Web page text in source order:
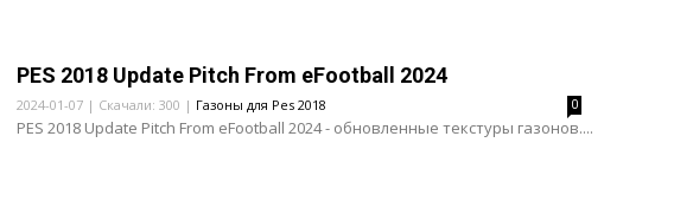
PES 2018 Update Pitch From eFootball 2024
2024-01-07 | Скачали: 300 | Газоны для Pes 2018 0
PES 2018 Update Pitch From eFootball 2024 - обновленные текстуры газонов....